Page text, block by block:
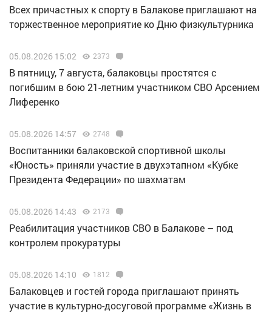
Всех причастных к спорту в Балакове приглашают на
торжественное мероприятие ко Дню физкультурника
05.08.2026 15:02 2373
В пятницу, 7 августа, балаковцы простятся с
погибшим в бою 21-летним участником СВО Арсением
Лиференко
05.08.2026 14:57 2748
Воспитанники балаковской спортивной школы
«Юность» приняли участие в двухэтапном «Кубке
Президента Федерации» по шахматам
05.08.2026 14:43 2173
Реабилитация участников СВО в Балакове – под
контролем прокуратуры
05.08.2026 14:10 1812
Балаковцев и гостей города приглашают принять
участие в культурно-досуговой программе «Жизнь в